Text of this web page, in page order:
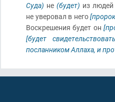
Суда) не (будет) из
не уверовал в него
Воскрешения будет он
[будет
посланником Аллаха, и